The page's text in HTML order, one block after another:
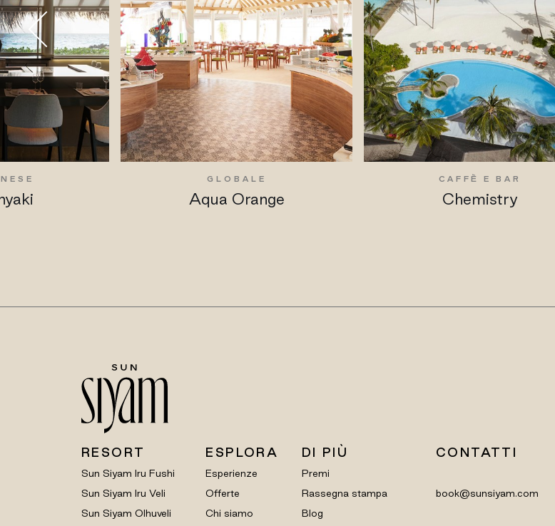
GLOBALE
Aqua Orange
CAFFÈ E BAR
Chemistry
RESORT
Sun Siyam Iru Fushi
Sun Siyam Iru Veli
Sun Siyam Olhuveli
ESPLORA
Esperienze
Offerte
Chi siamo
DI PIÙ
Premi
Rassegna stampa
Blog
CONTATTI
book@sunsiyam.com